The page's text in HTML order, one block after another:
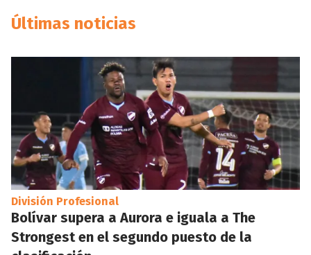
Últimas noticias
División Profesional
Bolívar supera a Aurora e iguala a The
Strongest en el segundo puesto de la